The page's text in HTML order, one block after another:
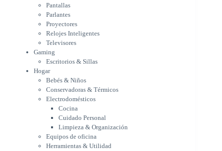
Bebés & Niños
Conservadoras & Térmicos
Electrodomésticos
Cocina
Cuidado Personal
Limpieza & Organización
Equipos de oficina
Herramientas & Utilidad
Impresoras
A chorro
Etiqueta & Ticket
Formato Ancho & Plotters
Láser
Matriciales
Multifuncional a Tinta
Pantallas
Parlantes
Proyectores
Relojes Inteligentes
Televisores
Gaming
Escritorios & Sillas
Hogar
Bebés & Niños
Conservadoras & Térmicos
Electrodomésticos
Cocina
Cuidado Personal
Limpieza & Organización
Equipos de oficina
Herramientas & Utilidad